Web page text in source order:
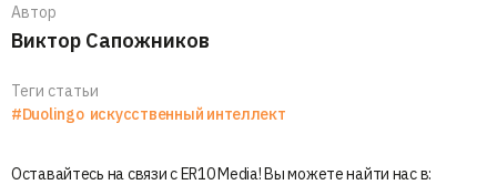
Автор
Виктор Сапожников
Теги статьи
#Duolingo искусственный интеллект
Оставайтесь на связи с ER10 Media! Вы можете найти нас в: